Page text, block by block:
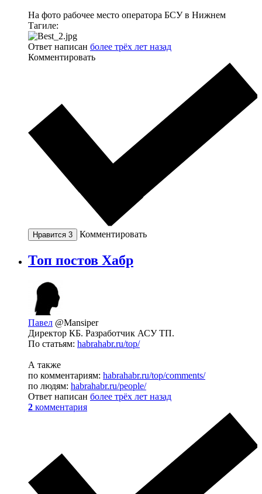
На фото рабочее место оператора БСУ в Нижнем
Тагиле:
Ответ написан более трёх лет назад
Комментировать
Нравится 3 Комментировать
Топ постов Хабр
Павел @Mansiper
Директор КБ. Разработчик АСУ ТП.
По статьям: habrahabr.ru/top/
А также
по комментариям: habrahabr.ru/top/comments/
по людям: habrahabr.ru/people/
Ответ написан более трёх лет назад
2 комментария